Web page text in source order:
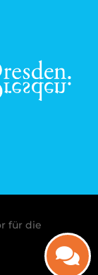
für die